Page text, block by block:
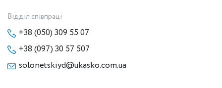
Відділ співпраці
+38 (050) 309 55 07
+38 (097) 30 57 507
solonetskiyd@ukasko.com.ua